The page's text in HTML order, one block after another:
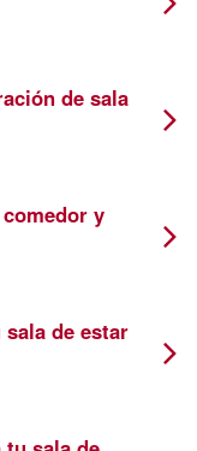
de sala
y
de estar